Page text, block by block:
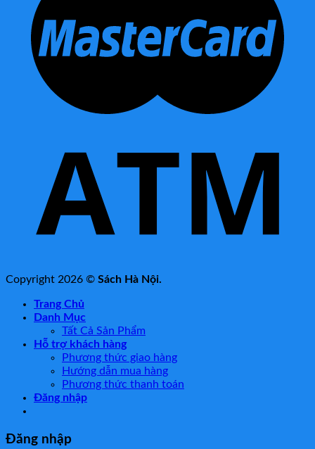
Copyright 2026 © Sách Hà Nội.
Trang Chủ
Danh Mục
Tất Cả Sản Phẩm
Hỗ trợ khách hàng
Phương thức giao hàng
Hướng dẫn mua hàng
Phương thức thanh toán
Đăng nhập
Đăng nhập